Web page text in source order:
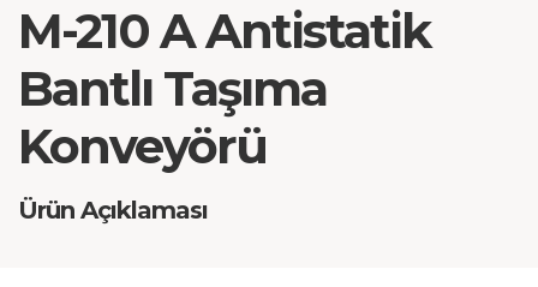
M-210 A Antistatik
Bantlı Taşıma
Konveyörü
Ürün Açıklaması